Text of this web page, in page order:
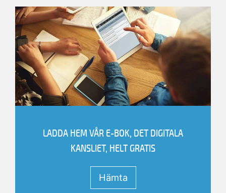
LADDA HEM VÅR E-BOK, DET DIGITALA
KANSLIET, HELT GRATIS
Hämta
Vänligen fyll i informationen nedan för att
hämta filen.
Efternamn
E-postadress